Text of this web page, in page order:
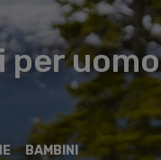
per uomo
BAMBINI